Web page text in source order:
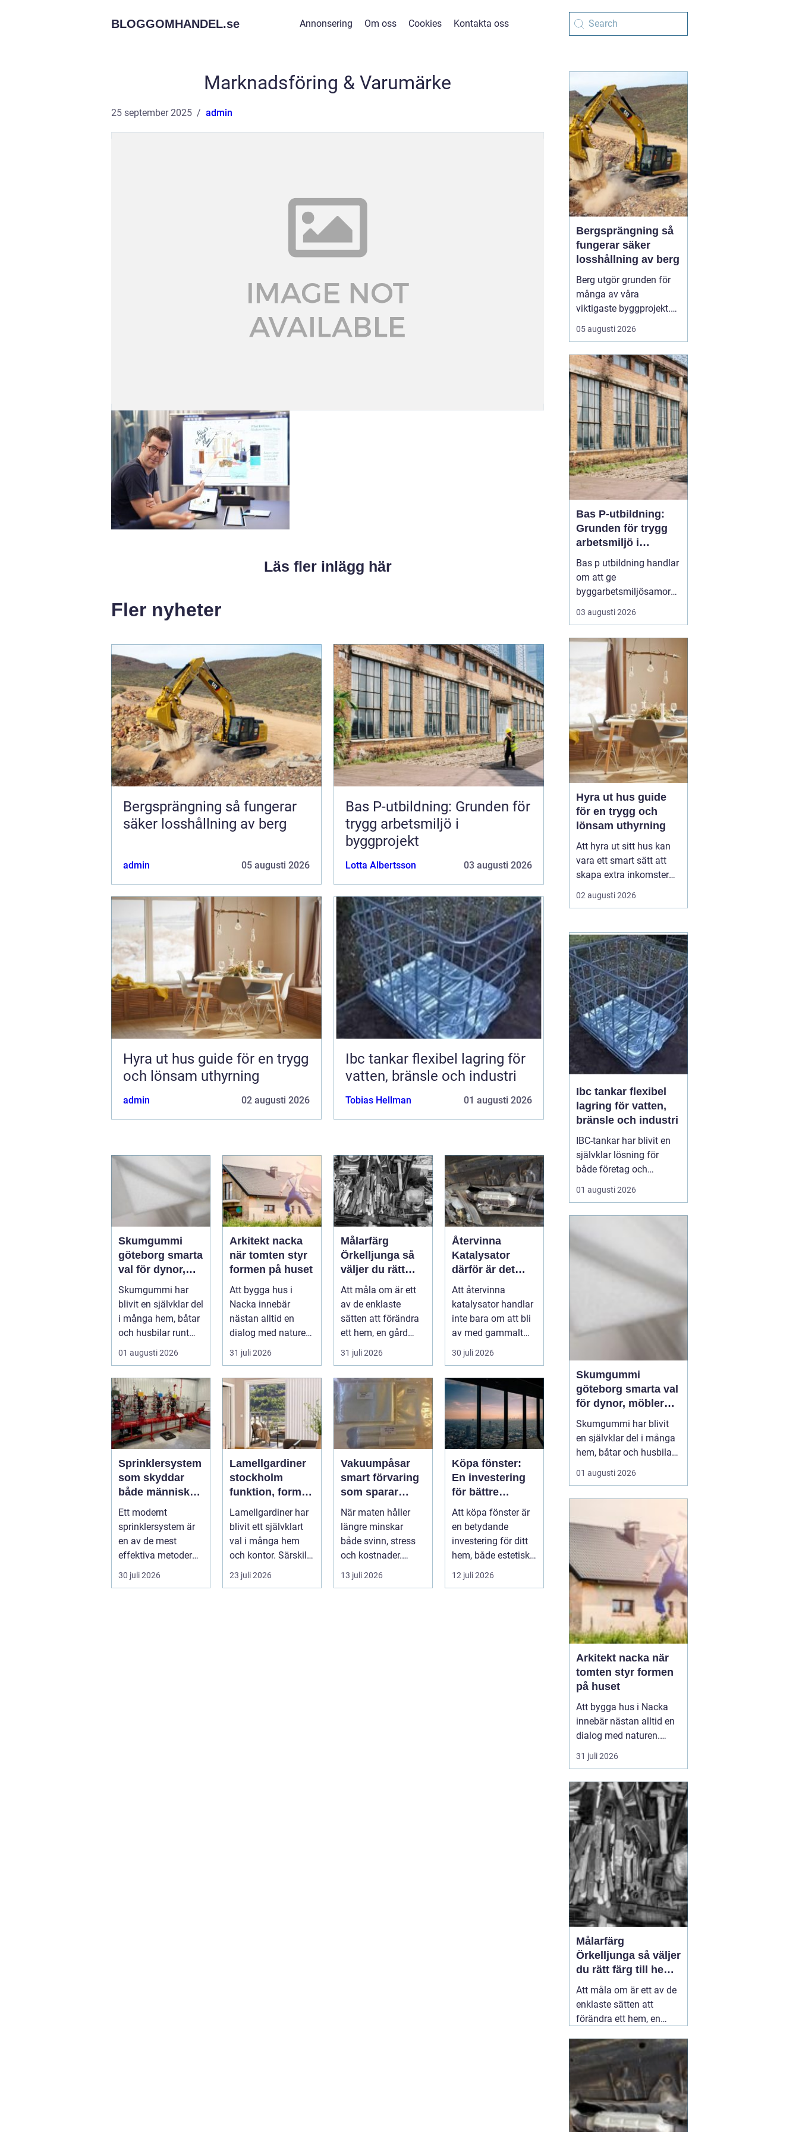
BLOGGOMHANDEL.se Annonsering Om oss Cookies Kontakta oss
Marknadsföring & Varumärke
25 september 2025 admin
Läs fler inlägg här
Fler nyheter
Bergsprängning så fungerar
säker losshållning av berg
admin 05 augusti 2026
Bas P-utbildning: Grunden för
trygg arbetsmiljö i
byggprojekt
Lotta Albertsson 03 augusti 2026
Hyra ut hus guide för en trygg
och lönsam uthyrning
admin 02 augusti 2026
Ibc tankar flexibel lagring för
vatten, bränsle och industri
Tobias Hellman 01 augusti 2026
Skumgummi
göteborg smarta
val för dynor,
möbler och
speciallösningar
Skumgummi har
blivit en självklar del
i många hem, båtar
och husbilar runt
om i landet. I
Göteborg ä...
01 augusti 2026
Arkitekt nacka
när tomten styr
formen på huset
Att bygga hus i
Nacka innebär
nästan alltid en
dialog med naturen.
Berg i dagen, tallar,
nivåskillna...
31 juli 2026
Målarfärg
Örkelljunga så
väljer du rätt
färg till hem och
gård
Att måla om är ett
av de enklaste
sätten att förändra
ett hem, en gård
eller en mindre
verksamhet. E...
31 juli 2026
Återvinna
Katalysator
därför är det
smart för både
ekonomi och
miljö
Att återvinna
katalysator handlar
inte bara om att bli
av med gammalt
material. I varje
katalysator ...
30 juli 2026
Sprinklersystem
som skyddar
både människor
och verksamhet
Ett modernt
sprinklersystem är
en av de mest
effektiva metoderna
för att begränsa
brandskador.
30 juli 2026
Lamellgardiner
stockholm
funktion, form
och smart
solskydd
Lamellgardiner har
blivit ett självklart
val i många hem
och kontor. Särskilt i
en stad som
Stockhol...
23 juli 2026
Vakuumpåsar
smart förvaring
som sparar
både mat och
pengar
När maten håller
längre minskar
både svinn, stress
och kostnader.
Många hushåll och
mindre företag s...
13 juli 2026
Köpa fönster:
En investering
för bättre
boende
Att köpa fönster är
en betydande
investering för ditt
hem, både estetiskt
12 juli 2026
Bergsprängning så
fungerar säker
losshållning av berg
Berg utgör grunden för
många av våra
viktigaste byggprojekt.
När tunnlar, vägar,
källare och ledningar ska
den mest effektiva
vägen framåt. Samtidigt
väcker arbetet frågor:
hur går det till, hur säkert
är det och vilka krav st...
05 augusti 2026
Bas P-utbildning:
Grunden för trygg
arbetsmiljö i
byggprojekt
Bas p utbildning handlar
om att ge
byggarbetsmiljösamord
nare den kunskap som
krävs för att planera och
enligt gällande regler.
Den som vill fördjupa sig
i området kan till
exempel vända ...
03 augusti 2026
Hyra ut hus guide
för en trygg och
lönsam uthyrning
Att hyra ut sitt hus kan
vara ett smart sätt att
skapa extra inkomster
och samtidigt hålla
bostaden levande när
den. Med rätt
förberedelser, tydliga
avtal och en genomtänkt
plan kan uthyrningen bli
både trygg och lönsam.
Den här ...
02 augusti 2026
Ibc tankar flexibel
lagring för vatten,
bränsle och industri
IBC-tankar har blivit en
självklar lösning för
både företag och
privatpersoner som
behöver lagra eller
säkert och effektivt sätt.
En IBC-tank är en robust,
stapelbar behållare, ofta
på 600 eller 1000 liter,
01 augusti 2026
Skumgummi
göteborg smarta val
för dynor, möbler
och
speciallösningar
Skumgummi har blivit
en självklar del i många
hem, båtar och husbilar
runt om i landet. I
Göteborg är intresset
båtkulturen och det
växande intresset för att
klä om och förlänga livet
på befintliga möbler.
När...
01 augusti 2026
Arkitekt nacka när
tomten styr formen
på huset
Att bygga hus i Nacka
innebär nästan alltid en
dialog med naturen.
Berg i dagen, tallar,
nivåskillnader och utsikt
tomt unik. Den som
anlitar Arkitekt Nacka
sökerofta någ...
31 juli 2026
Målarfärg
Örkelljunga så väljer
du rätt färg till hem
och gård
Att måla om är ett av de
enklaste sätten att
förändra ett hem, en
verksamhet. En ny kulör
kan göra ett gammalt
kök ljusare, ge fasaden
nytt liv eller skydda ett
staket mot väder och
vind i många år